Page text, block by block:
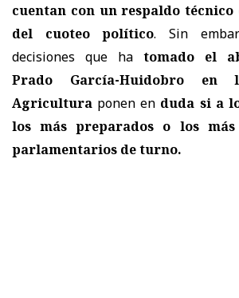
cuentan con un respaldo técnico
del cuoteo político. Sin
decisiones que ha tomado el
Prado García-Huidobro en
Agricultura ponen en duda si a
los más preparados o los
parlamentarios de turno.